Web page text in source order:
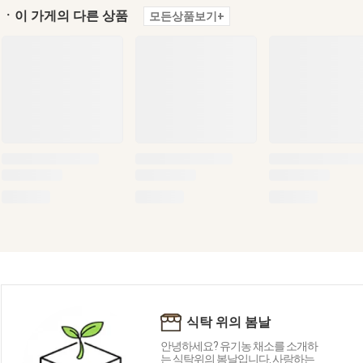
ㆍ이 가게의 다른 상품 모든상품보기+
식탁 위의 봄날
안녕하세요? 유기농 채소를 소개하
는 식탁위의 봄날입니다. 사랑하는